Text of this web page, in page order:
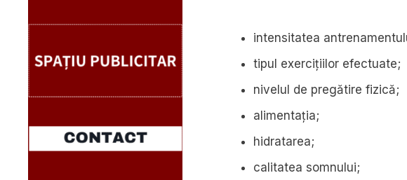
intensitatea
tipul exercițiilor efectuate;
nivelul de pregătire fizică;
alimentația;
hidratarea;
calitatea somnului;